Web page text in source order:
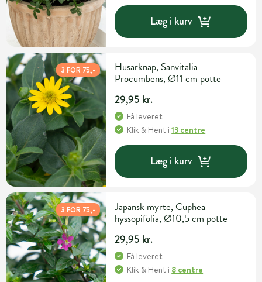
Læg i kurv
3 FOR 75,-
Husarknap, Sanvitalia
Procumbens, Ø11 cm potte
29,95 kr.
Få leveret
Klik & Hent i13 centre
Læg i kurv
3 FOR 75,-
Japansk myrte, Cuphea
hyssopifolia, Ø10,5 cm potte
29,95 kr.
Få leveret
Klik & Hent i 8 centre